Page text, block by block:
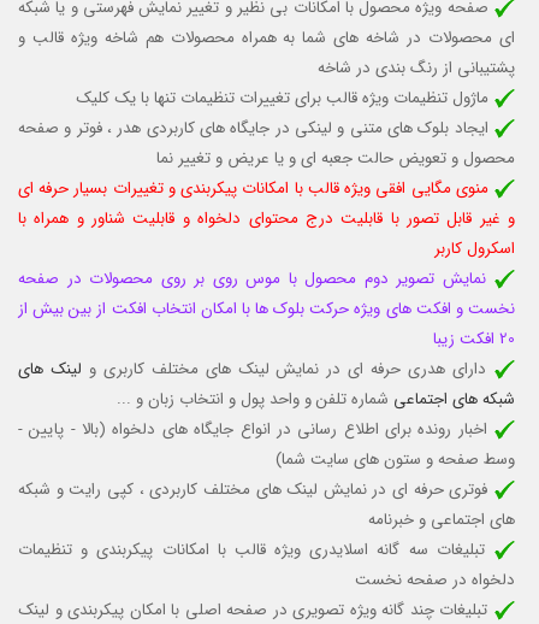
صفحه ویژه محصول با امکانات بی نظیر و تغییر نمایش فهرستی و یا شبکه
ای محصولات در شاخه های شما به همراه محصولات هم شاخه ویژه قالب و
پشتیبانی از رنگ بندی در شاخه
ماژول تنظیمات ویژه قالب برای تغییرات تنظیمات تنها با یک کلیک
ایجاد بلوک های متنی و لینکی در جایگاه های کاربردی هدر ، فوتر و صفحه
محصول و تعویض حالت جعبه ای و یا عریض و تغییر نما
منوی مگایی افقی ویژه قالب با امکانات پیکربندی و تغییرات بسیار حرفه ای
و غیر قابل تصور با قابلیت درج محتوای دلخواه و قابلیت شناور و همراه با
اسکرول کاربر
نمایش تصویر دوم محصول با موس روی بر روی محصولات در صفحه
نخست و افکت های ویژه حرکت بلوک ها با امکان انتخاب افکت از بین بیش از
20 افکت زیبا
دارای هدری حرفه ای در نمایش لینک های مختلف کاربری و لینک های
شبکه های اجتماعی شماره تلفن و واحد پول و انتخاب زبان و ...
اخبار رونده برای اطلاع رسانی در انواع جایگاه های دلخواه (بالا - پایین -
وسط صفحه و ستون های سایت شما)
فوتری حرفه ای در نمایش لینک های مختلف کاربردی ، کپی رایت و شبکه
های اجتماعی و خبرنامه
تبلیغات سه گانه اسلایدری ویژه قالب با امکانات پیکربندی و تنظیمات
دلخواه در صفحه نخست
تبلیغات چند گانه ویژه تصویری در صفحه اصلی با امکان پیکربندی و لینک